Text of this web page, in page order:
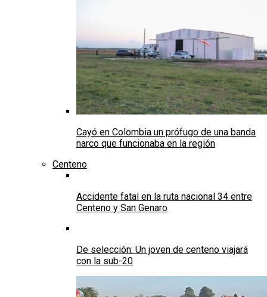
Cayó en Colombia un prófugo de una banda
narco que funcionaba en la región
Centeno
Accidente fatal en la ruta nacional 34 entre
Centeno y San Genaro
De selección: Un joven de centeno viajará
con la sub-20